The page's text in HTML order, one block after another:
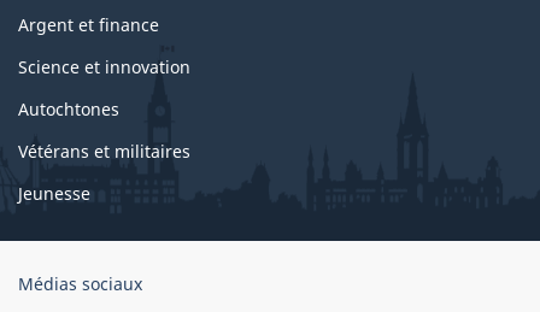
Argent et finance
Science et innovation
Autochtones
Vétérans et militaires
Jeunesse
Organisation
Médias sociaux